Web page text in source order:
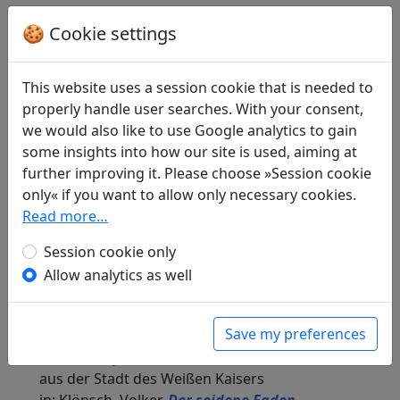
Translations
Thomas O. Höllmann (1952–): Morgendlicher
Aufbruch aus Baidicheng
in: Höllmann, Thomas O.
Seidenreiher über
allen Gipfeln . Ditzingen: Thomas O. Höllmann,
2024. p. 133.
Klabund
(1890–1928): Im Boot
translation
in: Klabund.
China: Chinesische Lyrik
Verlag, 1929. p. 35f.
II: Chinesische Gedichte. Nachdichtungen.
Wien: Phaidon-Verlag, 1954. p. 52.
(1948–): Aufbruch in der Frühe
aus der Stadt des Weißen Kaisers
🍪 Cookie settings
This website uses a session cookie that is needed to
properly handle user searches. With your consent,
we would also like to use Google analytics to gain
some insights into how our site is used, aiming at
further improving it. Please choose »Session cookie
only« if you want to allow only necessary cookies.
Read more…
Session cookie only
Allow analytics as well
Save my preferences